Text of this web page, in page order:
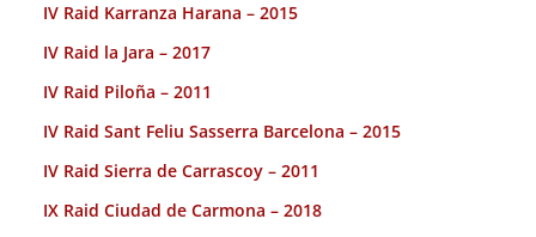
IV Raid Karranza Harana – 2015
IV Raid la Jara – 2017
IV Raid Piloña – 2011
IV Raid Sant Feliu Sasserra Barcelona – 2015
IV Raid Sierra de Carrascoy – 2011
IX Raid Ciudad de Carmona – 2018